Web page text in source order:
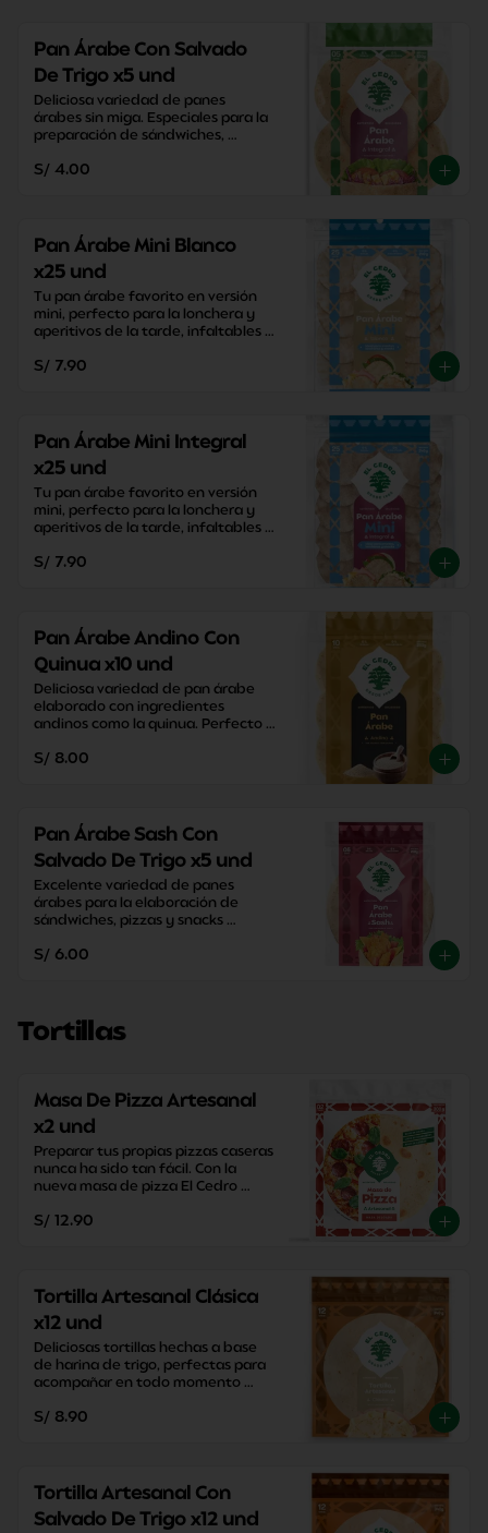
Pan Árabe Con Salvado
De Trigo x5 und
Deliciosa variedad de panes
árabes sin miga. Especiales para la
preparación de sándwiches,
S/ 4.00
Pan Árabe Mini Blanco
x25 und
Tu pan árabe favorito en versión
mini, perfecto para la lonchera y
aperitivos de la tarde, infaltables
S/ 7.90
Pan Árabe Mini Integral
x25 und
Tu pan árabe favorito en versión
mini, perfecto para la lonchera y
aperitivos de la tarde, infaltables
S/ 7.90
Pan Árabe Andino Con
Quinua x10 und
Deliciosa variedad de pan árabe
elaborado con ingredientes
andinos como la quinua. Perfecto
un sabor tradicional.
S/ 8.00
Pan Árabe Sash Con
Salvado De Trigo x5 und
Excelente variedad de panes
árabes para la elaboración de
sándwiches, pizzas y snacks
entre familia y amigos.
S/ 6.00
Tortillas
Masa De Pizza Artesanal
x2 und
Preparar tus propias pizzas caseras
nunca ha sido tan fácil. Con la
nueva masa de pizza El Cedro
20 minutos.
S/ 12.90
Tortilla Artesanal Clásica
x12 und
Deliciosas tortillas hechas a base
de harina de trigo, perfectas para
acompañar en todo momento
versatilidad y practicidad.
S/ 8.90
Tortilla Artesanal Con
Salvado De Trigo x12 und